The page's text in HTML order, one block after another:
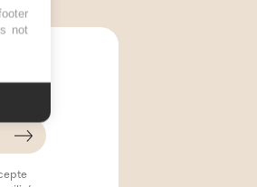
!
not